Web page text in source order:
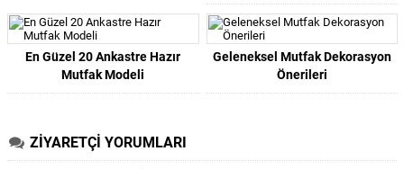
En Güzel 20 Ankastre Hazır
Mutfak Modeli
Geleneksel Mutfak Dekorasyon
Önerileri
ZİYARETÇİ YORUMLARI